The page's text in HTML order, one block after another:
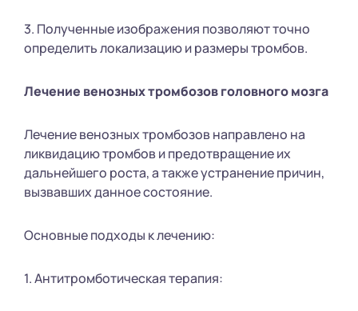
3. Полученные изображения позволяют точно
определить локализацию и размеры тромбов.
Лечение венозных тромбозов головного мозга
Лечение венозных тромбозов направлено на
ликвидацию тромбов и предотвращение их
дальнейшего роста, а также устранение причин,
вызвавших данное состояние.
Основные подходы к лечению:
1. Антитромботическая терапия: